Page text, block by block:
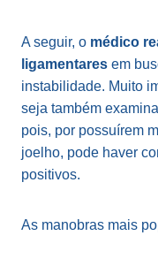
A seguir, o médico
ligamentares em
instabilidade. Muito
seja também
pois, por possuírem
joelho, pode haver
positivos.
As manobras mais